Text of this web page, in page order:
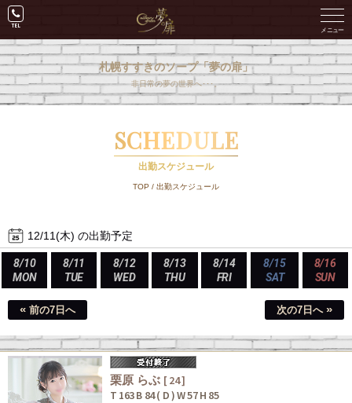
札幌すすきのソープ「夢の扉」
非日常の夢の世界へ･･･。
SCHEDULE
出勤スケジュール
TOP / 出勤スケジュール
12/11(木) の出勤予定
8/10
MON
8/11
TUE
8/12
WED
8/13
THU
8/14
FRI
8/15
SAT
8/16
SUN
« 前の7日へ 次の7日へ »
栗原 らぶ [ 24 ]
T 163 B 84 ( D ) W 57 H 85